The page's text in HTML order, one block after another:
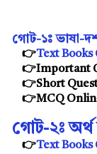
গোট-১ঃভাষা-
👉Text Books
👉Important
👉Short
👉MCQ
গোট-২ঃ অৰ্থ
👉Text Books